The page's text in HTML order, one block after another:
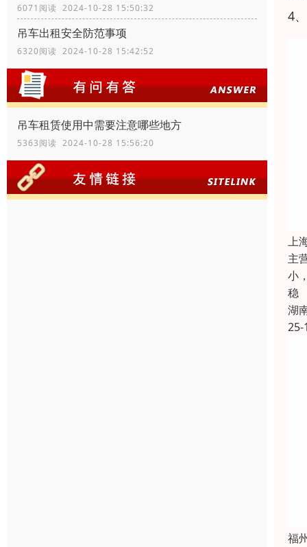
6071阅读 2024-10-28 15:50:32
吊车出租安全防范事项
6320阅读 2024-10-28 15:42:52
吊车租赁使用中需要注意哪些地方
5363阅读 2024-10-28 15:56:20
4
上
主
小
稳
湖
25-
福